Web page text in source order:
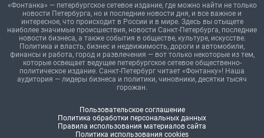
«Фонтанка» — петербургское сетевое издание, где можно найти не только
новости Петербурга, но и последние новости дня, и все важное и
интересное, что происходит в России и в мире. Здесь вы отыщете
наиболее значимые происшествия, новости Санкт-Петербурга, последние
новости бизнеса, а также события в обществе, культуре, искусстве.
Политика и власть, бизнес и недвижимость, дороги и автомобили,
финансы и работа, город и развлечения — вот только некоторые из тем,
которые освещает ведущее петербургское сетевое общественно-
политическое издание. Санкт-Петербург читает «Фонтанку»! Наша
аудитория — лидеры бизнеса и политики, чиновники, десятки тысяч
горожан.
Пользовательское соглашение
Политика обработки персональных данных
Правила использования материалов сайта
Политика использования cookies